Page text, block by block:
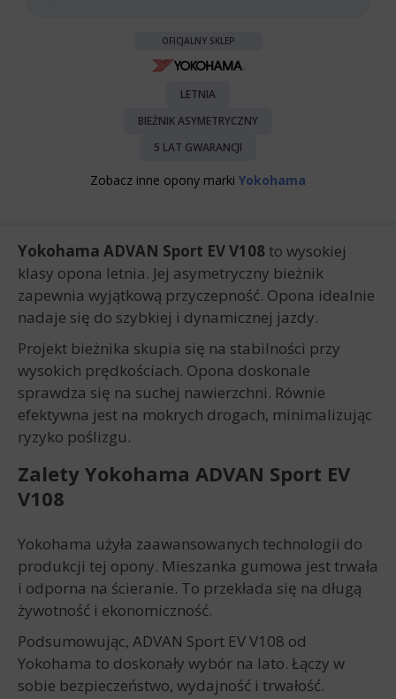
OFICJALNY SKLEP
LETNIA
BIEŻNIK ASYMETRYCZNY
5 LAT GWARANCJI
Zobacz inne opony marki Yokohama
Yokohama ADVAN Sport EV V108 to wysokiej
klasy opona letnia. Jej asymetryczny bieżnik
zapewnia wyjątkową przyczepność. Opona idealnie
nadaje się do szybkiej i dynamicznej jazdy.
Projekt bieżnika skupia się na stabilności przy
wysokich prędkościach. Opona doskonale
sprawdza się na suchej nawierzchni. Równie
efektywna jest na mokrych drogach, minimalizując
ryzyko poślizgu.
Zalety Yokohama ADVAN Sport EV
V108
Yokohama użyła zaawansowanych technologii do
produkcji tej opony. Mieszanka gumowa jest trwała
i odporna na ścieranie. To przekłada się na długą
żywotność i ekonomiczność.
Podsumowując, ADVAN Sport EV V108 od
Yokohama to doskonały wybór na lato. Łączy w
sobie bezpieczeństwo, wydajność i trwałość.